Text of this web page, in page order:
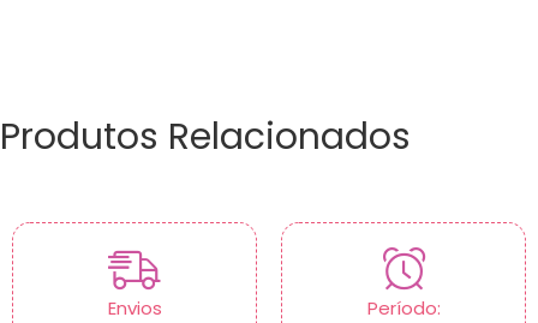
Produtos Relacionados
Envios Período: